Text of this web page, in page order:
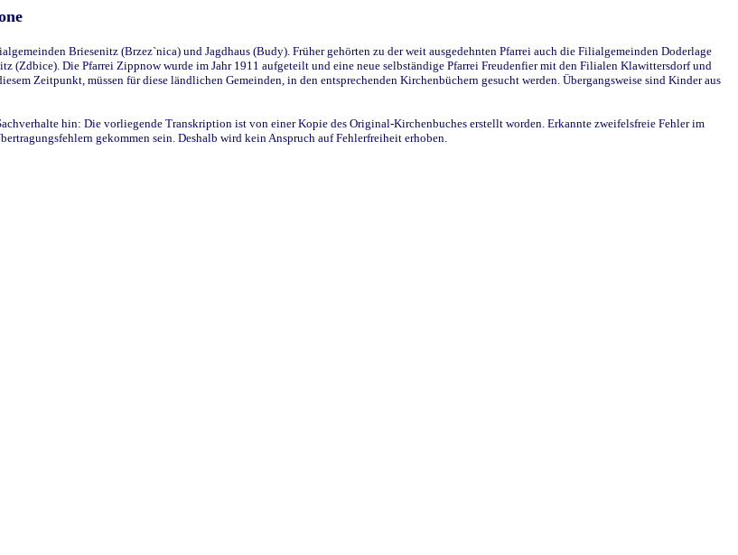
Briesenitz (Brzez`nica) und Jagdhaus (Budy). Früher gehörten zu der weit ausgedehnten Pfarrei auch die Filialgemeinden Doderlage
(Zdbice). Die Pfarrei Zippnow wurde im Jahr 1911 aufgeteilt und eine neue selbständige Pfarrei Freudenfier mit den Filialen Klawittersdorf und
Zeitpunkt, müssen für diese ländlichen Gemeinden, in den entsprechenden Kirchenbüchern gesucht werden. Übergangsweise sind Kinder aus
hin: Die vorliegende Transkription ist von einer Kopie des Original-Kirchenbuches erstellt worden. Erkannte zweifelsfreie Fehler im
gekommen sein. Deshalb wird kein Anspruch auf Fehlerfreiheit erhoben.